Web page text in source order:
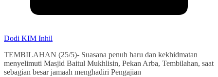
Dodi KIM Inhil
TEMBILAHAN (25/5)- Suasana penuh haru dan kekhidmatan
menyelimuti Masjid Baitul Mukhlisin, Pekan Arba, Tembilahan, saat
sebagian besar jamaah menghadiri Pengajian